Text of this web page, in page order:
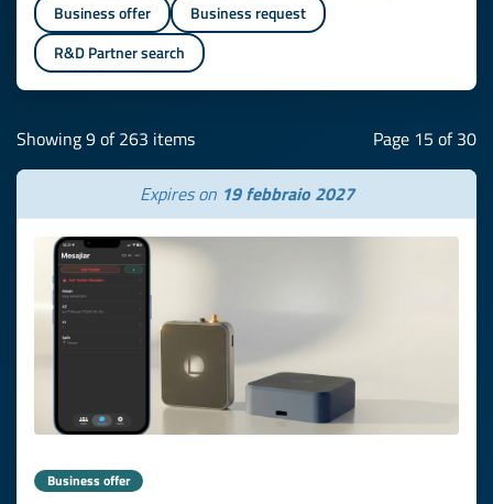
Business offer
Business request
R&D Partner search
Showing 9 of 263 items Page 15 of 30
Expires on 19 febbraio 2027
Business offer